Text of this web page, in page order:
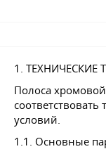
1. ТЕХНИЧЕСКИЕ
Полоса
условий.
1.1. Основные